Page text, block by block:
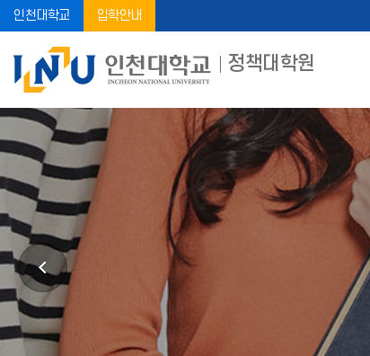
인천대학교 입학안내
정책대학원